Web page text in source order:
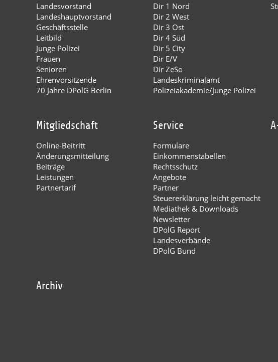
Landesvorstand
Landeshauptvorstand
Geschäftsstelle
Leitbild
Junge Polizei
Frauen
Senioren
Ehrenvorsitzende
70 Jahre DPolG Berlin
Dir 1 Nord
Dir 2 West
Dir 3 Ost
Dir 4 Süd
Dir 5 City
Dir E/V
Dir ZeSo
Landeskriminalamt
Polizeiakademie/Junge Polizei
Mitgliedschaft
Online-Beitritt
Änderungsmitteilung
Beiträge
Leistungen
Partnertarif
Service
Formulare
Einkommenstabellen
Rechtsschutz
Angebote
Partner
Steuererklärung leicht gemacht
Mediathek & Downloads
Newsletter
DPolG Report
Landesverbände
DPolG Bund
Archiv